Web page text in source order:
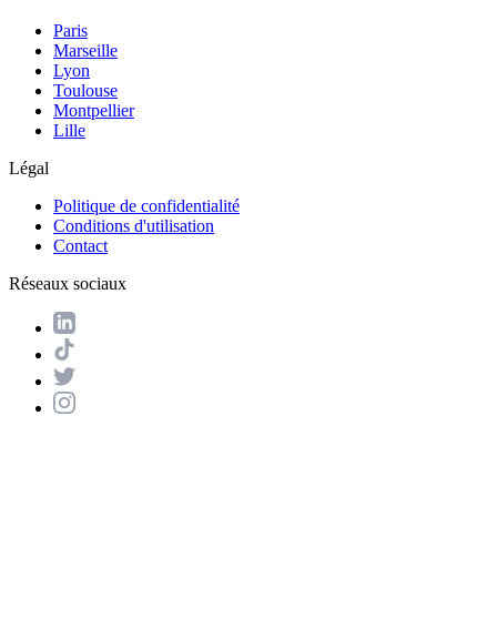
Paris
Marseille
Lyon
Toulouse
Montpellier
Lille
Légal
Politique de confidentialité
Conditions d'utilisation
Contact
Réseaux sociaux